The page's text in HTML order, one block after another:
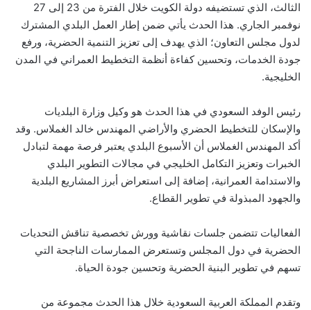
الثالث، الذي تستضيفه دولة الكويت خلال الفترة من 23 إلى 27
نوفمبر الجاري. هذا الحدث يأتي ضمن إطار العمل البلدي المشترك
لدول مجلس التعاون؛ الذي يهدف إلى تعزيز التنمية الحضرية، ورفع
جودة الخدمات، وتحسين كفاءة أنظمة التخطيط العمراني في المدن
الخليجية.
رئيس الوفد السعودي في هذا الحدث هو وكيل وزارة البلديات
والإسكان للتخطيط الحضري والأراضي المهندس خالد الغملاس. وقد
أكد المهندس الغملاس أن الأسبوع البلدي يعتبر فرصة مهمة لتبادل
الخبرات وتعزيز التكامل الخليجي في مجالات التطوير البلدي
والاستدامة العمرانية، إضافة إلى استعراض أبرز المشاريع البلدية
والجهود المبذولة في تطوير القطاع.
الفعاليات تتضمن جلسات نقاشية وورش تخصصية تناقش التحديات
الحضرية في دول المجلس وتستعرض الممارسات الناجحة التي
تسهم في تطوير البنية الحضرية وتحسين جودة الحياة.
وتقدم المملكة العربية السعودية خلال هذا الحدث مجموعة من